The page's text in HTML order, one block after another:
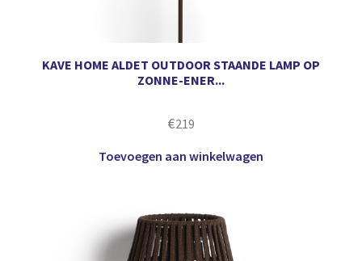
KAVE HOME ALDET OUTDOOR STAANDE LAMP OP
ZONNE-ENER...
€219
Toevoegen aan winkelwagen